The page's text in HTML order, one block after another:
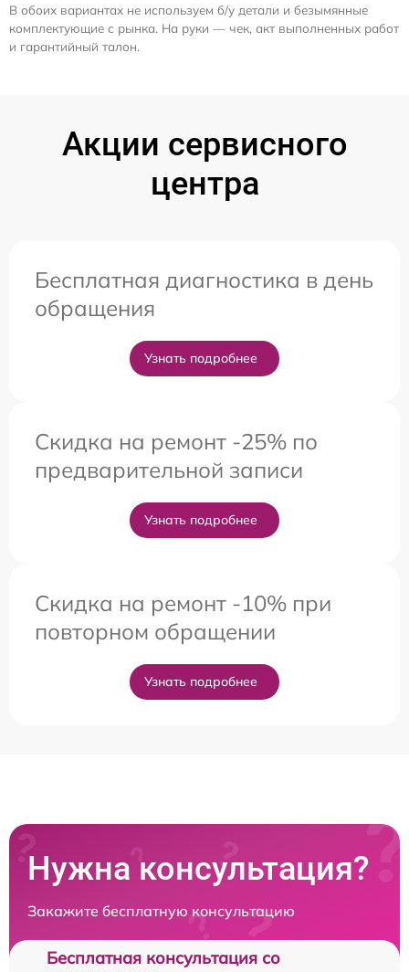
В обоих вариантах не используем б/у детали и безымянные
комплектующие с рынка. На руки — чек, акт выполненных работ
и гарантийный талон.
Акции сервисного
центра
Бесплатная диагностика в день
обращения
Узнать подробнее
Скидка на ремонт -25% по
предварительной записи
Узнать подробнее
Скидка на ремонт -10% при
повторном обращении
Узнать подробнее
Нужна консультация?
Закажите бесплатную консультацию
Бесплатная консультация со